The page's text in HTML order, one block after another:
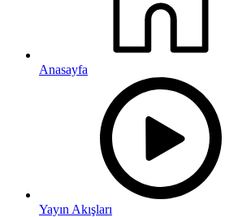
Anasayfa
Yayın Akışları